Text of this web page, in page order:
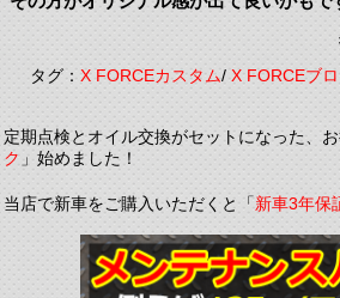
タグ：X FORCEカスタム/X FORCEブ
定期点検とオイル交換がセットになった、
ク」始めました！
当店で新車をご購入いただくと「新車3年保